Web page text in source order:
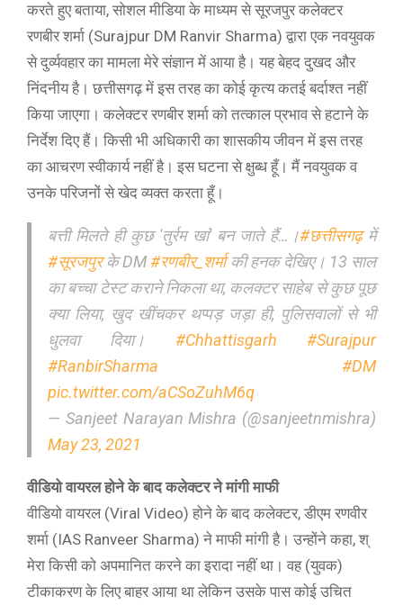
करते हुए बताया, सोशल मीडिया के माध्यम से सूरजपुर कलेक्टर
रणबीर शर्मा (Surajpur DM Ranvir Sharma) द्वारा एक नवयुवक
से दुर्व्यवहार का मामला मेरे संज्ञान में आया है। यह बेहद दुखद और
निंदनीय है। छत्तीसगढ़ में इस तरह का कोई कृत्य कतई बर्दाश्त नहीं
किया जाएगा। कलेक्टर रणबीर शर्मा को तत्काल प्रभाव से हटाने के
निर्देश दिए हैं। किसी भी अधिकारी का शासकीय जीवन में इस तरह
का आचरण स्वीकार्य नहीं है। इस घटना से क्षुब्ध हूँ। मैं नवयुवक व
उनके परिजनों से खेद व्यक्त करता हूँ।
बत्ती मिलते ही कुछ 'तुर्रम खां' बन जाते हैं…।#छत्तीसगढ़में
#सूरजपुरके DM#रणबीर_शर्माकी हनक देखिए। 13 साल
का बच्चा टेस्ट कराने निकला था, कलक्टर साहेब से कुछ पूछ
क्या लिया, खुद खींचकर थप्पड़ जड़ा ही, पुलिसवालों से भी
धुलवा दिया। #Chhattisgarh
#Surajpur
#RanbirSharma
#DM
pic.twitter.com/aCSoZuhM6q
— Sanjeet Narayan Mishra (@sanjeetnmishra)
May 23, 2021
वीडियो वायरल होने के बाद कलेक्टर ने मांगी माफी
वीडियो वायरल (Viral Video) होने के बाद कलेक्टर, डीएम रणवीर
शर्मा (IAS Ranveer Sharma) ने माफी मांगी है। उन्होंने कहा, श्
मेरा किसी को अपमानित करने का इरादा नहीं था। वह (युवक)
टीकाकरण के लिए बाहर आया था लेकिन उसके पास कोई उचित